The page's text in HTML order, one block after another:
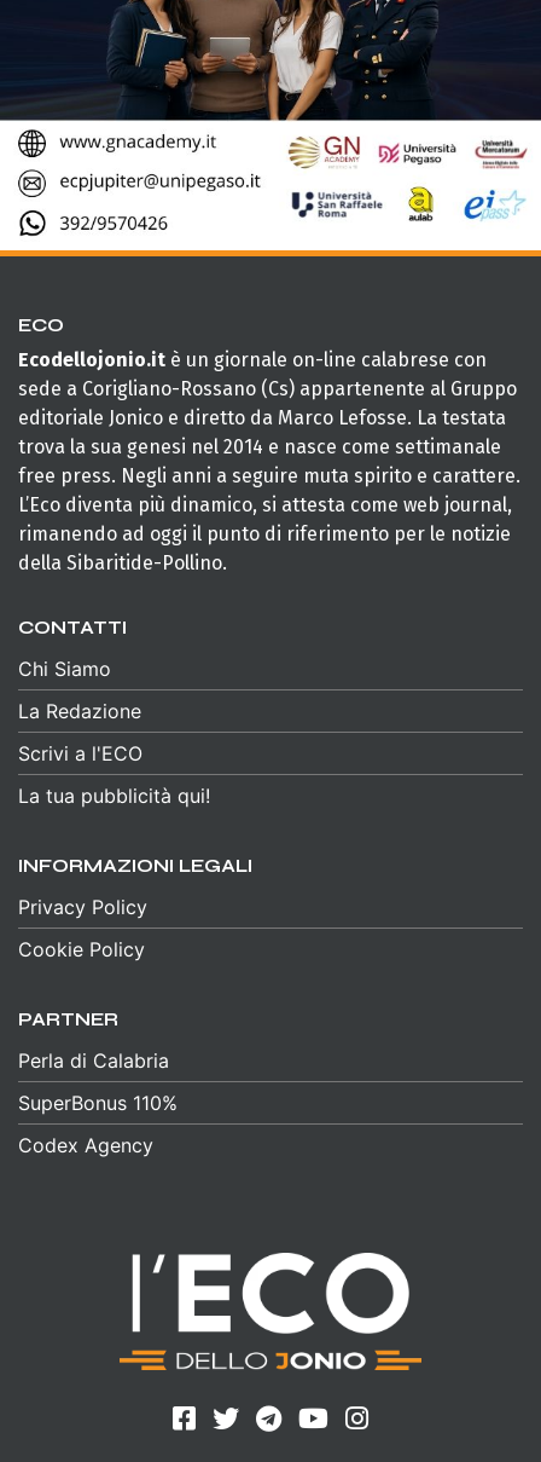
ECO
Ecodellojonio.it è un giornale on-line calabrese con
sede a Corigliano-Rossano (Cs) appartenente al Gruppo
editoriale Jonico e diretto da Marco Lefosse. La testata
trova la sua genesi nel 2014 e nasce come settimanale
free press. Negli anni a seguire muta spirito e carattere.
L’Eco diventa più dinamico, si attesta come web journal,
rimanendo ad oggi il punto di riferimento per le notizie
della Sibaritide-Pollino.
CONTATTI
Chi Siamo
La Redazione
Scrivi a l'ECO
La tua pubblicità qui!
INFORMAZIONI LEGALI
Privacy Policy
Cookie Policy
PARTNER
Perla di Calabria
SuperBonus 110%
Codex Agency